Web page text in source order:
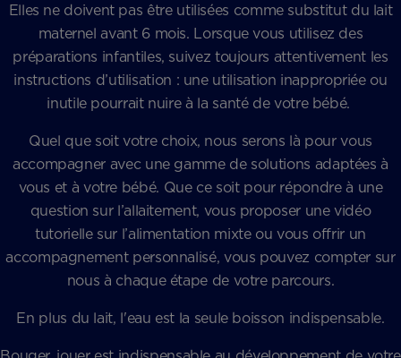
Elles ne doivent pas être utilisées comme substitut du lait
maternel avant 6 mois. Lorsque vous utilisez des
préparations infantiles, suivez toujours attentivement les
instructions d’utilisation : une utilisation inappropriée ou
inutile pourrait nuire à la santé de votre bébé.
Quel que soit votre choix, nous serons là pour vous
accompagner avec une gamme de solutions adaptées à
vous et à votre bébé. Que ce soit pour répondre à une
question sur l’allaitement, vous proposer une vidéo
tutorielle sur l’alimentation mixte ou vous offrir un
accompagnement personnalisé, vous pouvez compter sur
nous à chaque étape de votre parcours.
En plus du lait, l'eau est la seule boisson indispensable.